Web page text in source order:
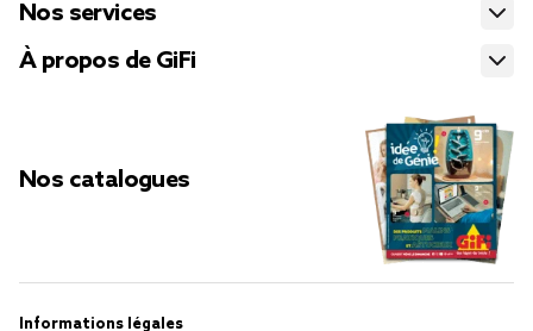
Nos services
À propos de GiFi
Nos catalogues
Informations légales